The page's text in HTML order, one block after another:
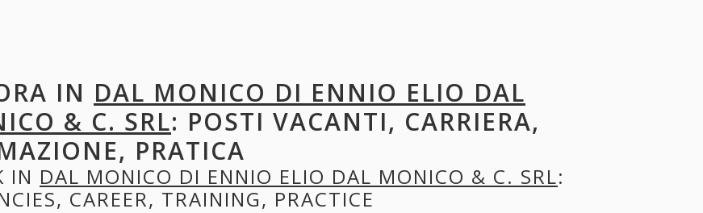
IN DAL MONICO DI ENNIO ELIO DAL
& C. SRL: POSTI VACANTI, CARRIERA,
PRATICA
IN DAL MONICO DI ENNIO ELIO DAL MONICO & C. SRL:
CAREER, TRAINING, PRACTICE